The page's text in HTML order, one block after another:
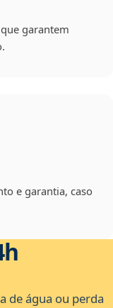
garantem
e garantia, caso
de água ou perda